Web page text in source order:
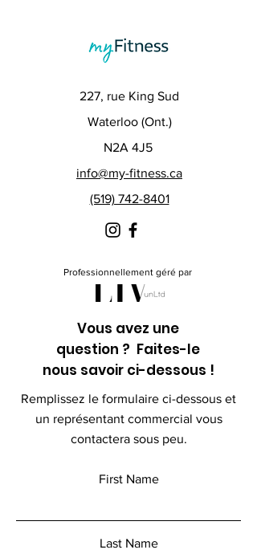
227, rue King Sud
Waterloo (Ont.)
N2A 4J5
info@my-fitness.ca
(519) 742-8401
Professionnellement géré par
Vous avez une
question ? Faites-le
nous savoir ci-dessous !
Remplissez le formulaire ci-dessous et
un représentant commercial vous
contactera sous peu.
First Name
Last Name